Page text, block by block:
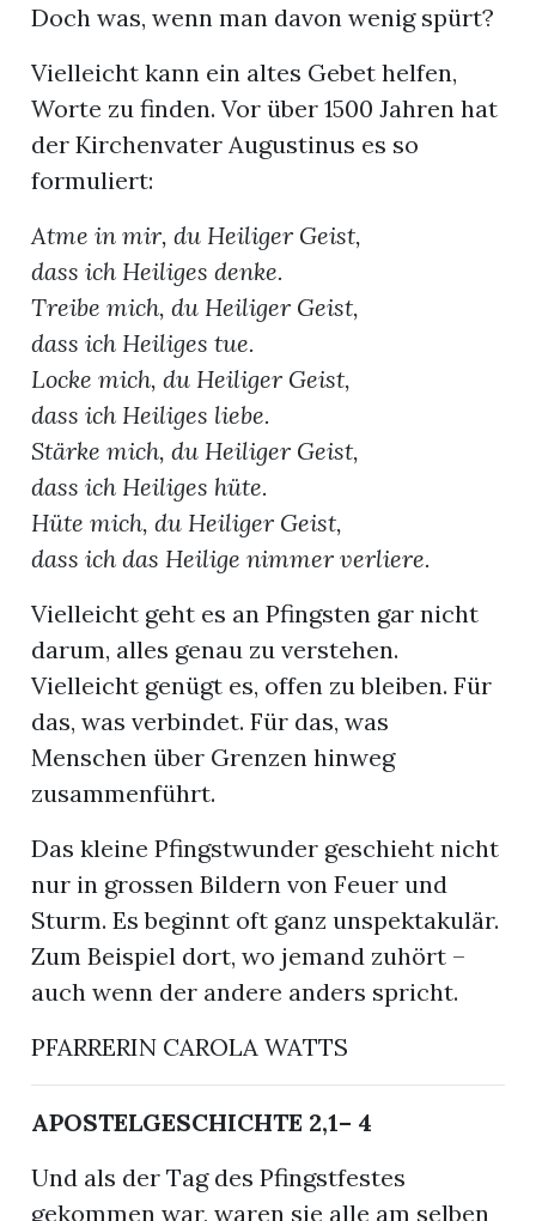
Doch was, wenn man davon wenig spürt?
Vielleicht kann ein altes Gebet helfen,
Worte zu finden. Vor über 1500 Jahren hat
der Kirchenvater Augustinus es so
formuliert:
Atme in mir, du Heiliger Geist,
dass ich Heiliges denke.
Treibe mich, du Heiliger Geist,
dass ich Heiliges tue.
Locke mich, du Heiliger Geist,
dass ich Heiliges liebe.
Stärke mich, du Heiliger Geist,
dass ich Heiliges hüte.
Hüte mich, du Heiliger Geist,
dass ich das Heilige nimmer verliere.
Vielleicht geht es an Pfingsten gar nicht
darum, alles genau zu verstehen.
Vielleicht genügt es, offen zu bleiben. Für
das, was verbindet. Für das, was
Menschen über Grenzen hinweg
zusammenführt.
Das kleine Pfingstwunder geschieht nicht
nur in grossen Bildern von Feuer und
Sturm. Es beginnt oft ganz unspektakulär.
Zum Beispiel dort, wo jemand zuhört –
auch wenn der andere anders spricht.
PFARRERIN CAROLA WATTS
APOSTELGESCHICHTE 2,1– 4
Und als der Tag des Pfingstfestes
gekommen war, waren sie alle am selben